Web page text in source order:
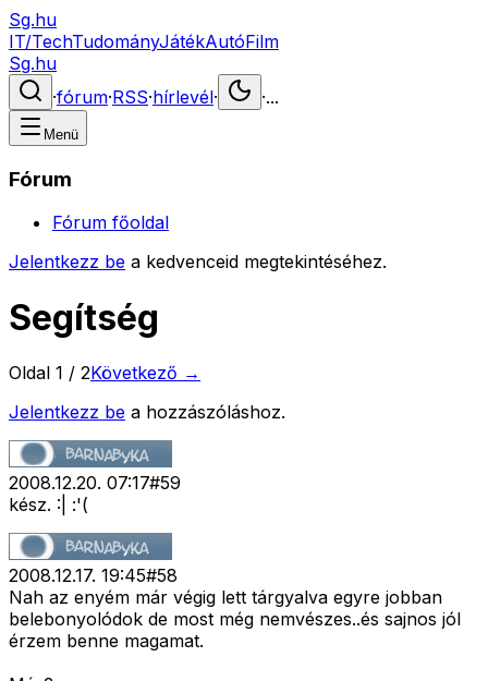
Sg.hu
IT/TechTudományJátékAutóFilm
Sg.hu
·fórum·RSS·hírlevél· ·...
Menü
Fórum
Fórum főoldal
Jelentkezz be a kedvenceid megtekintéséhez.
Segítség
Oldal 1 / 2Következő →
Jelentkezz be a hozzászóláshoz.
2008.12.20. 07:17#59
kész. :| :'(
2008.12.17. 19:45#58
Nah az enyém már végig lett tárgyalva egyre jobban
belebonyolódok de most még nemvészes..és sajnos jól
érzem benne magamat.